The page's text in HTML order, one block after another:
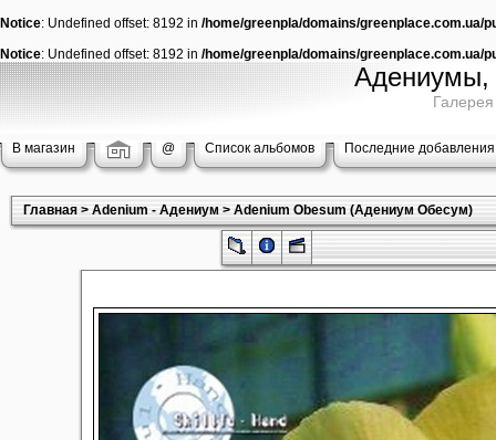
Notice: Undefined offset: 8192 in /home/greenpla/domains/greenplace.com.ua/
Notice: Undefined offset: 8192 in /home/greenpla/domains/greenplace.com.ua/
Адениумы,
В магазин @ Список альбомов Последние добавления
Главная>Adenium - Адениум>Adenium Obesum (Адениум Обесум)